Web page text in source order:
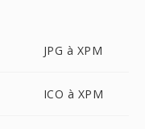
JPG à XPM
ICO à XPM